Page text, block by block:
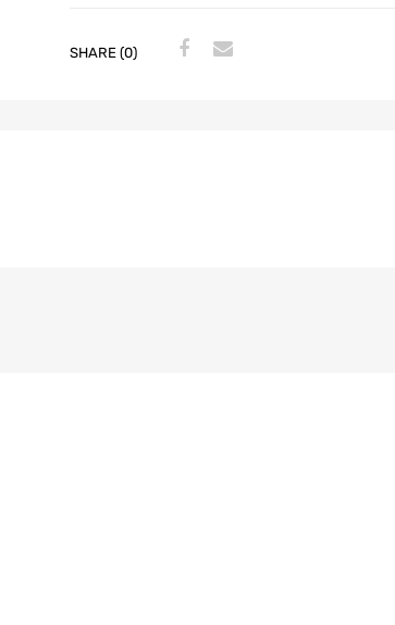
SHARE (0)